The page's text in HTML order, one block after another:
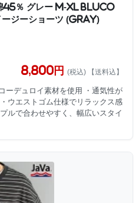
45％ グレー M-XL BLUCO
ージーショーツ (GRAY)
8,800円 (税込) 【送料込】
ーデュロイ素材を使用 ・通気性が
ウエストゴム仕様でリラックス感
ルで合わせやすく、幅広いスタイ